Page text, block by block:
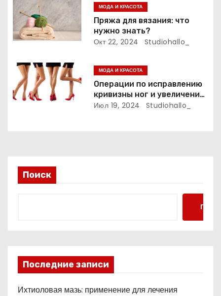
п
и
я
м
МОДА И КРАСОТА
Пряжа для вязания: что
нужно знать?
Окт 22, 2024 Studiohallo_
МОДА И КРАСОТА
Операции по исправлению
кривизны ног и увеличению
роста
Июл 19, 2024 Studiohallo_
Поиск
Поиск
Последние записи
Ихтиоловая мазь: применение для лечения